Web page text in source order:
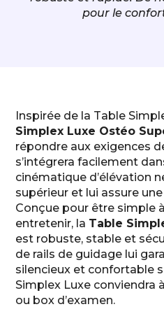
pour le
Inspirée de la Table
Simplex Luxe Ostéo
répondre aux exigences
s’intégrera facilement
cinématique d’élévation
supérieur et lui assure
Conçue pour être simple
entretenir, la Table
est robuste, stable et
de rails de guidage lui
silencieux et confortable
Simplex Luxe conviendra
ou box d’examen.